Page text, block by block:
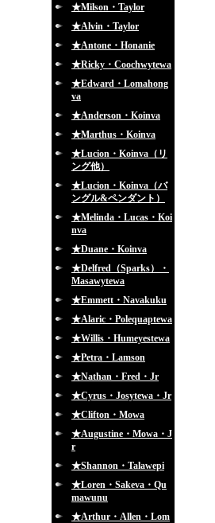
★Milson・Taylor
★Alvin・Taylor
★Antone・Honanie
★Ricky・Coochwytewa
★Edward・Lomahong
va
★Anderson・Koinva
★Marthus・Koinva
★Lucion・Koinva（リ
ング他）
★Lucion・Koinva（バ
ングル&ペンダント）
★Melinda・Lucas・Koi
nva
★Duane・Koinva
★Delfred（Sparks）・
Masawytewa
★Emmett・Navakuku
★Alaric・Polequaptewa
★Willis・Humeyestewa
★Petra・Lamson
★Nathan・Fred・Jr
★Cyrus・Josytewa・Jr
★Clifton・Mowa
★Augustine・Mowa・J
r
★Shannon・Talawepi
★Loren・Sakeva・Qu
mawunu
★Arthur・Allen・Lom